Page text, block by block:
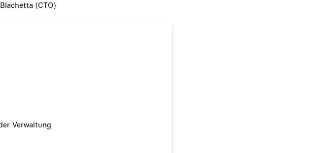
(CTO)
Verwaltung